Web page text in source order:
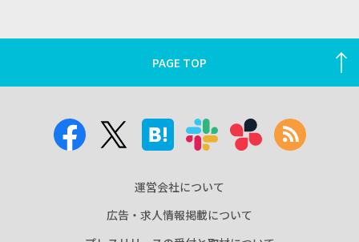
PAGE TOP
運営会社について
広告・求人情報掲載について